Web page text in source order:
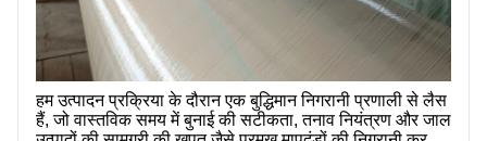
हम उत्पादन प्रक्रिया के दौरान एक बुद्धिमान निगरानी प्रणाली से लैस
हैं, जो वास्तविक समय में बुनाई की सटीकता, तनाव नियंत्रण और जाल